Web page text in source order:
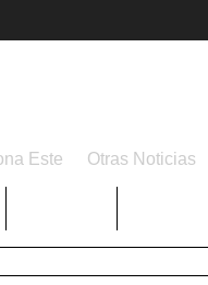
Este Otras Noticias